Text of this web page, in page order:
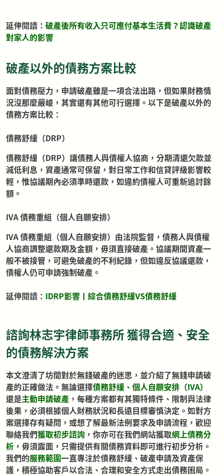
延伸閱讀： 破產後所有收入只可應付基本生活費？認識破產
對家人的影響
破產以外的債務方案比較
面對債務壓力，申請破產雖是一項合法出路，但如果財務情
況沒那麼嚴峻，其實還有其他可行選擇。以下是破產以外的
債務方案比較：
債務舒緩（DRP）
債務舒緩（DRP）讓債務人與債權人協商，分期清還欠款並
減低利息，資產通常可保留，對日常工作和信貸評級影響較
輕，惟協議期內必須準時還款，如違約債權人可重新追討餘
額。
IVA 債務重組（個人自願安排）
IVA 債務重組（個人自願安排）由法院監督，債務人與債權
人協商調整還款期及金額，毋須直接破產。協議期間資產一
般不被接管，可避免破產的不利紀錄，但如違反協議還款，
債權人仍可申請強制破產。
延伸閱讀： IDRP影響丨綜合債務舒緩VS債務舒緩
諮詢林志宇律師事務所 獲得合適、安全
的債務解決方案
本文澄清了坊間對於無錢破產的迷思，並介紹了無錢申請破
產的正確做法。無論選擇債務舒緩 、 個人自願安排（IVA）
還是主動申請破產 ， 每種方案都有其獨特條件、限制與法律
後果，必須根據個人財務狀況和長遠目標審慎決定。如對方
案選擇存有疑問，或想了解最新法例要求及申請流程，歡迎
聯絡我們獲取初步諮詢 ， 你亦可在我們網站獲取網上債務分
析 ， 毋須露面，只需提供有關債務資料即可進行初步分析。
我們的服務範圍一直專注於債務舒緩、破產申請及資產保
護，積極協助客戶以合法、合理和安全方式走出債務困局。